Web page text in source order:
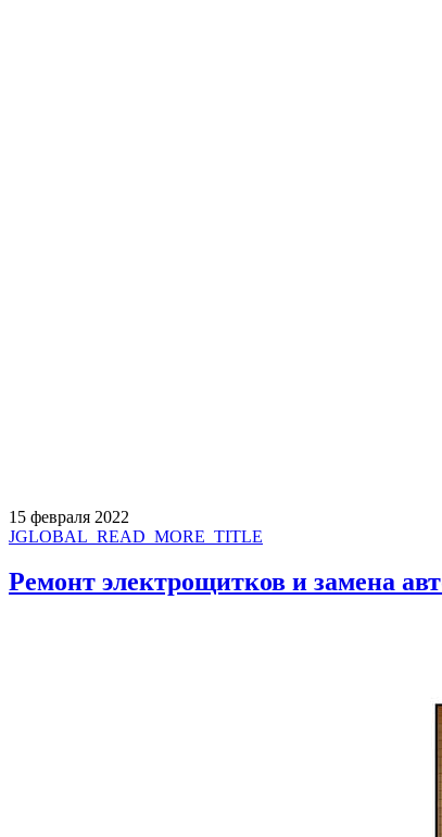
15 февраля 2022
JGLOBAL_READ_MORE_TITLE
Ремонт электрощитков и замена